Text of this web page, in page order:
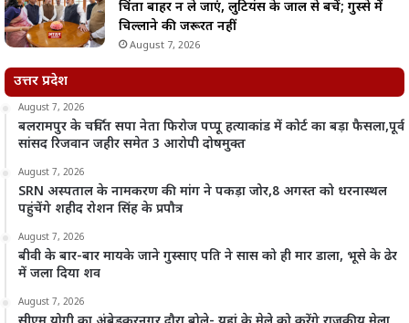
चिंता बाहर न ले जाएं, लुटियंस के जाल से बचें; गुस्से में
चिल्लाने की जरूरत नहीं
August 7, 2026
उत्तर प्रदेश
August 7, 2026
बलरामपुर के चर्चित सपा नेता फिरोज पप्पू हत्याकांड में कोर्ट का बड़ा फैसला,पूर्व
सांसद रिजवान जहीर समेत 3 आरोपी दोषमुक्त
August 7, 2026
SRN अस्पताल के नामकरण की मांग ने पकड़ा जोर,8 अगस्त को धरनास्थल
पहुंचेंगे शहीद रोशन सिंह के प्रपौत्र
August 7, 2026
बीवी के बार-बार मायके जाने गुस्साए पति ने सास को ही मार डाला, भूसे के ढेर
में जला दिया शव
August 7, 2026